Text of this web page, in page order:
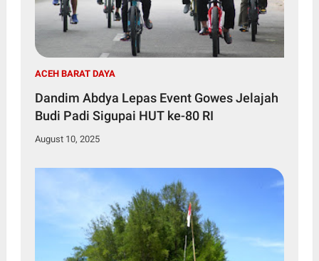
ACEH BARAT DAYA
Dandim Abdya Lepas Event Gowes Jelajah
Budi Padi Sigupai HUT ke-80 RI
August 10, 2025